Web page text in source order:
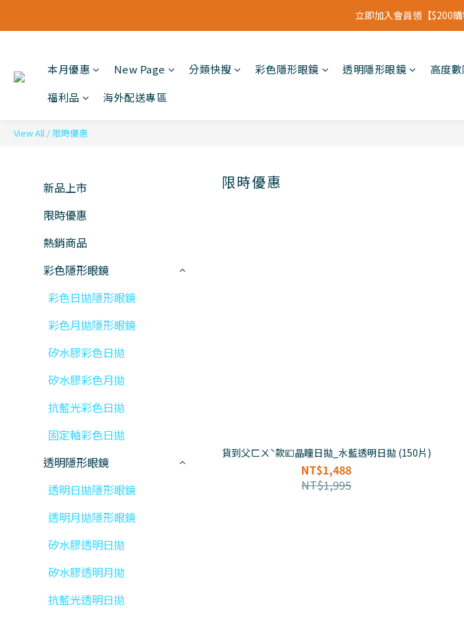
立即加入會員領【$200
立即加入會員領【$200
立即加入會員領【$200
本月優惠 New Page 分類快搜 彩色隱形眼鏡 透明隱形眼鏡 高度
福利品
海外配送專區
View All / 限時優惠
新品上市
限時優惠
熱銷商品
彩色隱形眼鏡
彩色日拋隱形眼鏡
彩色月拋隱形眼鏡
矽水膠彩色日拋
矽水膠彩色月拋
抗藍光彩色日拋
固定軸彩色日拋
透明隱形眼鏡
透明日拋隱形眼鏡
透明月拋隱形眼鏡
矽水膠透明日拋
矽水膠透明月拋
抗藍光透明日拋
限時優惠
貨到父ㄈㄨˋ款💷晶瞳日拋_水藍透明日拋 (150片)
NT$1,488
NT$1,995